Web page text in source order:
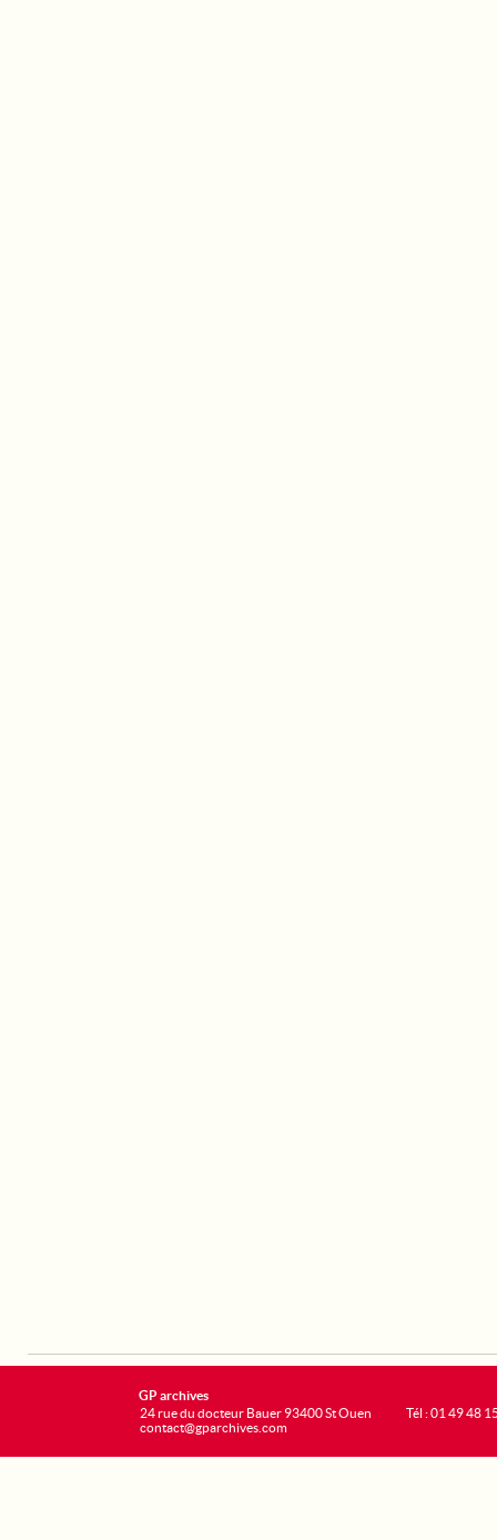
GP archives
24 rue du docteur Bauer 93400 St Ouen
contact@gparchives.com
Tél : 01 49 48